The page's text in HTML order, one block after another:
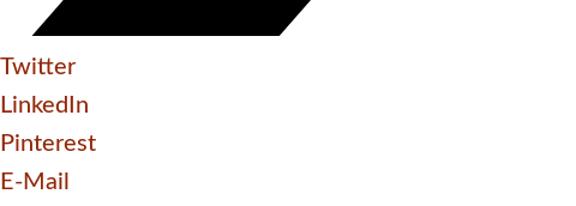
Twitter
LinkedIn
Pinterest
E-Mail